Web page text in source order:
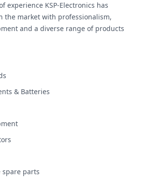
experience KSP-Electronics has
the market with professionalism,
and a diverse range of products
& Batteries
spare parts